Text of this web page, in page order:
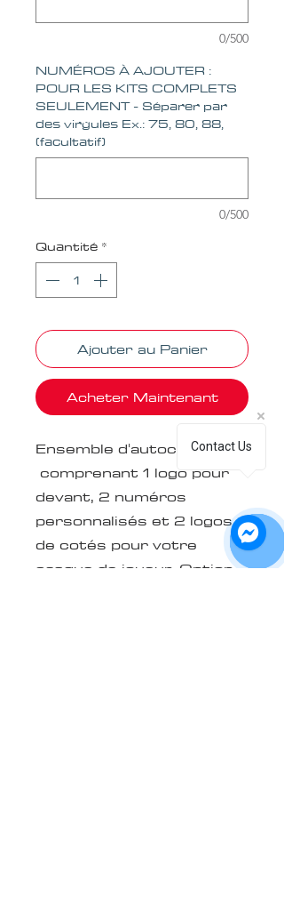
0/500
NUMÉROS À AJOUTER :
POUR LES KITS COMPLETS
SEULEMENT - Séparer par
des virgules Ex.: 75, 80, 88,
(facultatif)
0/500
Quantité *
Ajouter au Panier
Acheter Maintenant
Ensemble d'autocollants
comprenant 1 logo pour
devant, 2 numéros
personnalisés et 2 logos
de cotés pour votre
casque de joueur. Option
Contact Us